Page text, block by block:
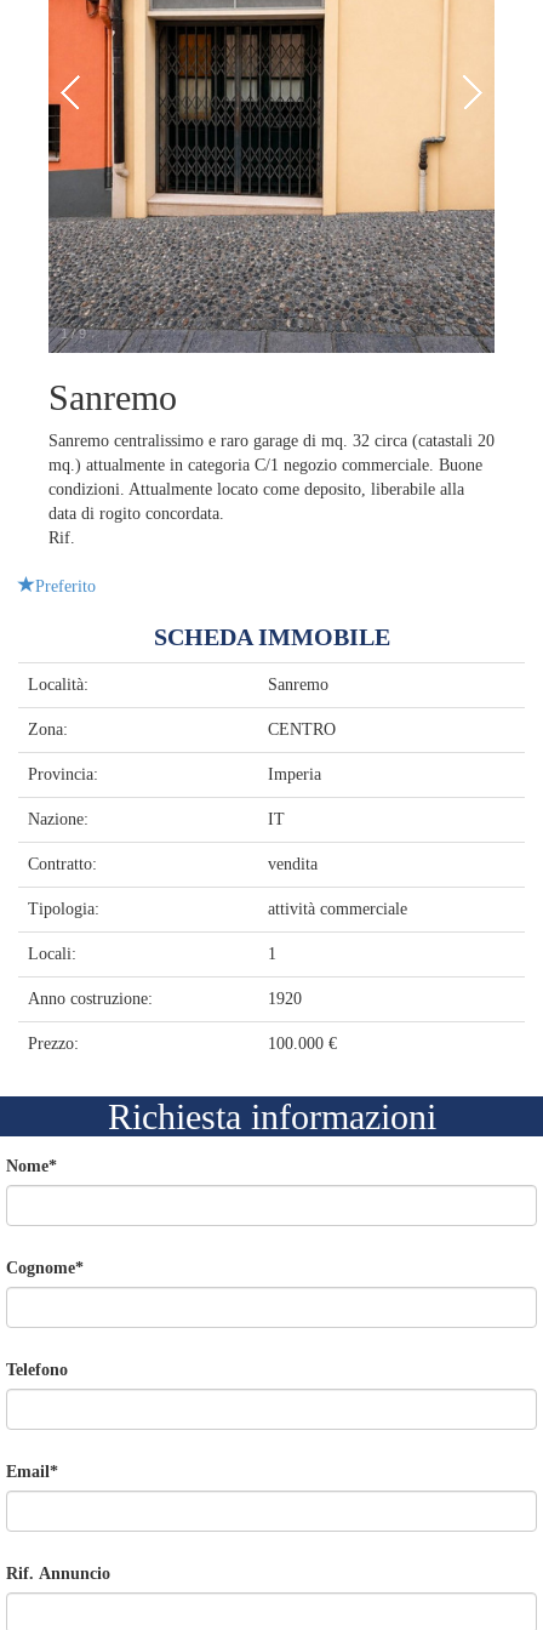
1/9
Sanremo
Sanremo centralissimo e raro garage di mq. 32 circa (catastali 20
mq.) attualmente in categoria C/1 negozio commerciale. Buone
condizioni. Attualmente locato come deposito, liberabile alla
data di rogito concordata.
Rif.
Preferito
SCHEDA IMMOBILE
Località: Sanremo
Zona: CENTRO
Provincia: Imperia
Nazione: IT
Contratto: vendita
Tipologia: attività commerciale
Locali: 1
Anno costruzione: 1920
Prezzo: 100.000 €
Richiesta informazioni
Nome*
Cognome*
Telefono
Email*
Rif. Annuncio